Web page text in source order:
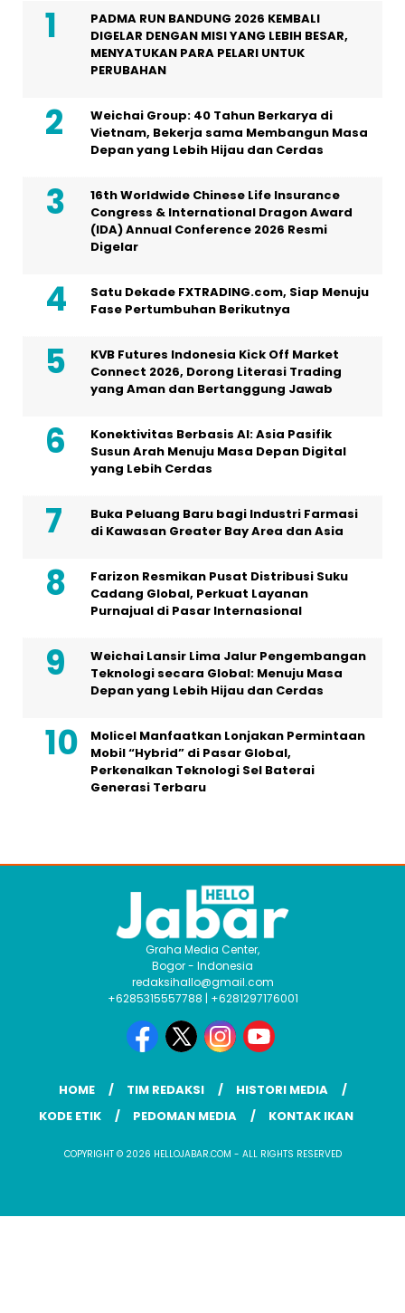
PADMA RUN BANDUNG 2026 KEMBALI
DIGELAR DENGAN MISI YANG LEBIH BESAR,
MENYATUKAN PARA PELARI UNTUK
PERUBAHAN
Weichai Group: 40 Tahun Berkarya di
Vietnam, Bekerja sama Membangun Masa
Depan yang Lebih Hijau dan Cerdas
16th Worldwide Chinese Life Insurance
Congress & International Dragon Award
(IDA) Annual Conference 2026 Resmi
Digelar
Satu Dekade FXTRADING.com, Siap Menuju
Fase Pertumbuhan Berikutnya
KVB Futures Indonesia Kick Off Market
Connect 2026, Dorong Literasi Trading
yang Aman dan Bertanggung Jawab
Konektivitas Berbasis AI: Asia Pasifik
Susun Arah Menuju Masa Depan Digital
yang Lebih Cerdas
Buka Peluang Baru bagi Industri Farmasi
di Kawasan Greater Bay Area dan Asia
Farizon Resmikan Pusat Distribusi Suku
Cadang Global, Perkuat Layanan
Purnajual di Pasar Internasional
Weichai Lansir Lima Jalur Pengembangan
Teknologi secara Global: Menuju Masa
Depan yang Lebih Hijau dan Cerdas
Molicel Manfaatkan Lonjakan Permintaan
Mobil “Hybrid” di Pasar Global,
Perkenalkan Teknologi Sel Baterai
Generasi Terbaru
Graha Media Center,
Bogor - Indonesia
redaksihallo@gmail.com
+6285315557788 | +6281297176001
HOME TIM REDAKSI
HISTORI MEDIA
KODE ETIK
PEDOMAN MEDIA KONTAK IKAN
COPYRIGHT © 2026 HELLOJABAR.COM - ALL RIGHTS RESERVED